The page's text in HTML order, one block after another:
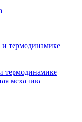
и термодинамике
термодинамике
механика